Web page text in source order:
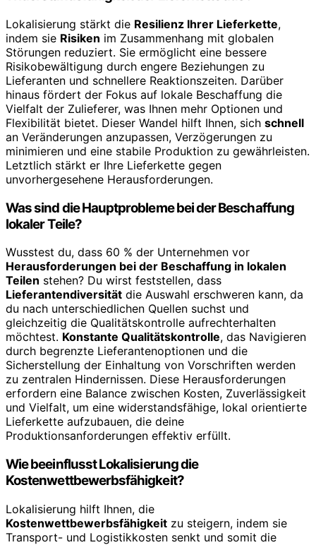
Lokalisierung stärkt die Resilienz Ihrer Lieferkette,
indem sie Risiken im Zusammenhang mit globalen
Störungen reduziert. Sie ermöglicht eine bessere
Risikobewältigung durch engere Beziehungen zu
Lieferanten und schnellere Reaktionszeiten. Darüber
hinaus fördert der Fokus auf lokale Beschaffung die
Vielfalt der Zulieferer, was Ihnen mehr Optionen und
Flexibilität bietet. Dieser Wandel hilft Ihnen, sich schnell
an Veränderungen anzupassen, Verzögerungen zu
minimieren und eine stabile Produktion zu gewährleisten.
Letztlich stärkt er Ihre Lieferkette gegen
unvorhergesehene Herausforderungen.
Was sind die Hauptprobleme bei der Beschaffung
lokaler Teile?
Wusstest du, dass 60 % der Unternehmen vor
Herausforderungen bei der Beschaffung in lokalen
Teilen stehen? Du wirst feststellen, dass
Lieferantendiversität die Auswahl erschweren kann, da
du nach unterschiedlichen Quellen suchst und
gleichzeitig die Qualitätskontrolle aufrechterhalten
möchtest. Konstante Qualitätskontrolle, das Navigieren
durch begrenzte Lieferantenoptionen und die
Sicherstellung der Einhaltung von Vorschriften werden
zu zentralen Hindernissen. Diese Herausforderungen
erfordern eine Balance zwischen Kosten, Zuverlässigkeit
und Vielfalt, um eine widerstandsfähige, lokal orientierte
Lieferkette aufzubauen, die deine
Produktionsanforderungen effektiv erfüllt.
Wie beeinflusst Lokalisierung die
Kostenwettbewerbsfähigkeit?
Lokalisierung hilft Ihnen, die
Kostenwettbewerbsfähigkeit zu steigern, indem sie
Transport- und Logistikkosten senkt und somit die